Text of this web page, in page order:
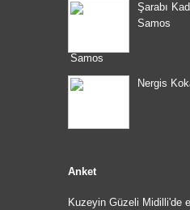
Şarabı
Samos
Nergis
Anket
Kuzeyin Güzeli Midilli'de